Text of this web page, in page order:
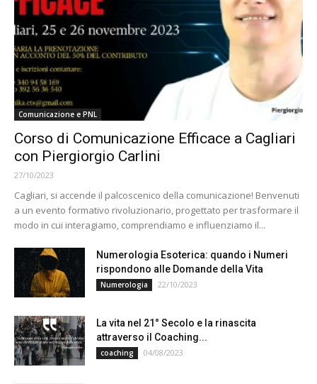
Comunicazione e PNL
Corso di Comunicazione Efficace a Cagliari
con Piergiorgio Carlini
27/10/2023
Cagliari, si accende il palcoscenico della comunicazione! Benvenuti
a un evento formativo rivoluzionario, progettato per trasformare il
modo in cui interagiamo, comprendiamo e influenziamo il...
Numerologia Esoterica: quando i Numeri
rispondono alle Domande della Vita
Numerologia 22/10/2023
La vita nel 21° Secolo e la rinascita
attraverso il Coaching...
coaching 04/08/2023